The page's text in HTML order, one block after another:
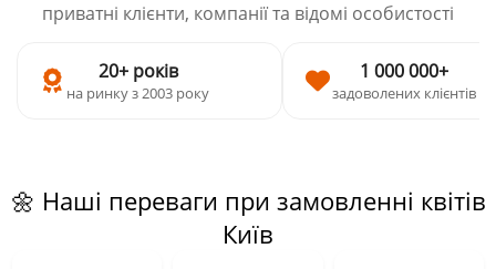
приватні клієнти, компанії та відомі особистості
20+ років
на ринку з 2003 року
1 000 000+
задоволених клієнтів
🌼 Наші переваги при замовленні квітів
Київ